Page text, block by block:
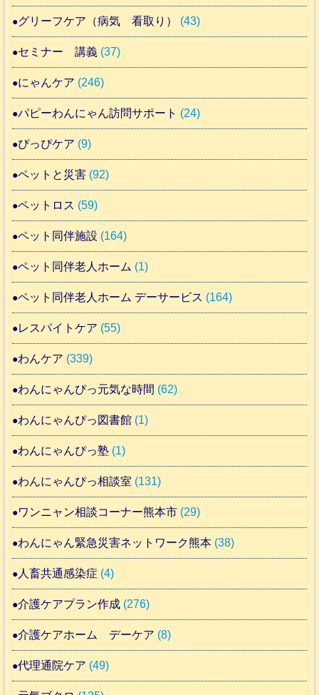
グリーフケア（病気 看取り） (43)
セミナー 講義 (37)
にゃんケア (246)
パピーわんにゃん訪問サポート (24)
ぴっぴケア (9)
ペットと災害 (92)
ペットロス (59)
ペット同伴施設 (164)
ペット同伴老人ホーム (1)
ペット同伴老人ホーム デーサービス (164)
レスパイトケア (55)
わんケア (339)
わんにゃんぴっ元気な時間 (62)
わんにゃんぴっ図書館 (1)
わんにゃんぴっ塾 (1)
わんにゃんぴっ相談室 (131)
ワンニャン相談コーナー熊本市 (29)
わんにゃん緊急災害ネットワーク熊本 (38)
人畜共通感染症 (4)
介護ケアプラン作成 (276)
介護ケアホーム デーケア (8)
代理通院ケア (49)